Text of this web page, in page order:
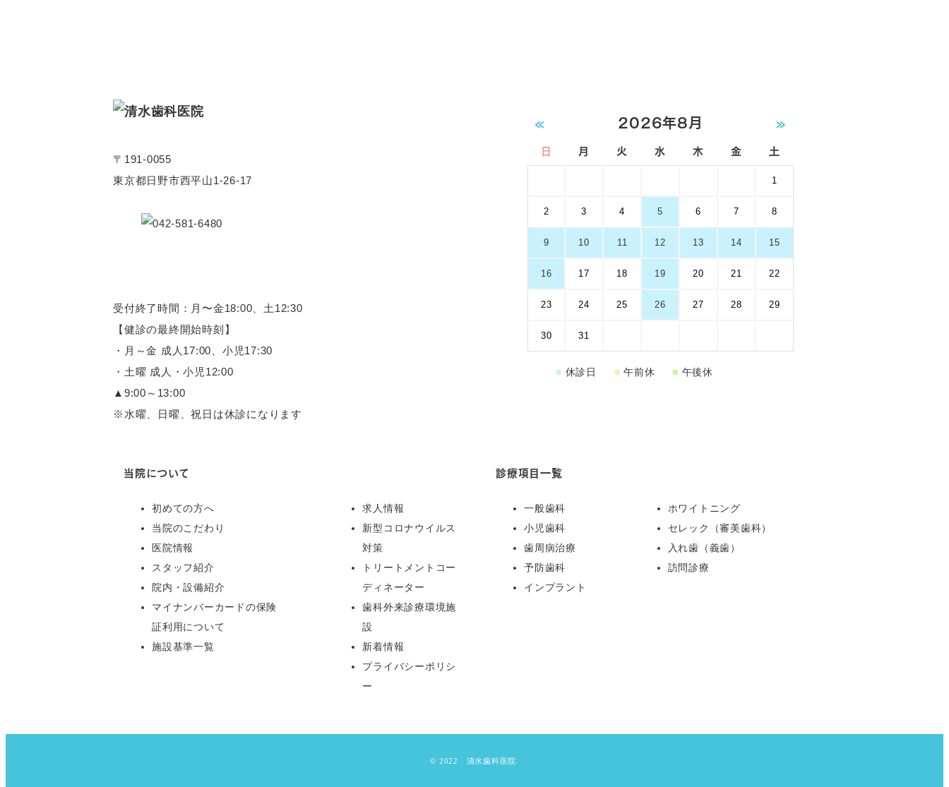
〒191-0055
東京都日野市西平山1-26-17
受付終了時間：月〜金18:00、土12:30
【健診の最終開始時刻】
・月～金 成人17:00、小児17:30
・土曜 成人・小児12:00
▲9:00～13:00
※水曜、日曜、祝日は休診になります
« 2026年8月 »
日 月 火 水 木 金 土
1
2 3 4 5 6 7 8
9 10 11 12 13 14 15
16 17 18 19 20 21 22
23 24 25 26 27 28 29
30 31
■ 休診日 ■ 午前休 ■ 午後休
当院について
初めての方へ
当院のこだわり
医院情報
スタッフ紹介
院内・設備紹介
マイナンバーカードの保険
証利用について
施設基準一覧
求人情報
新型コロナウイルス
対策
トリートメントコー
ディネーター
歯科外来診療環境施
設
新着情報
プライバシーポリシ
ー
診療項目一覧
一般歯科
小児歯科
歯周病治療
予防歯科
インプラント
ホワイトニング
セレック（審美歯科）
入れ歯（義歯）
訪問診療
© 2022 清水歯科医院.